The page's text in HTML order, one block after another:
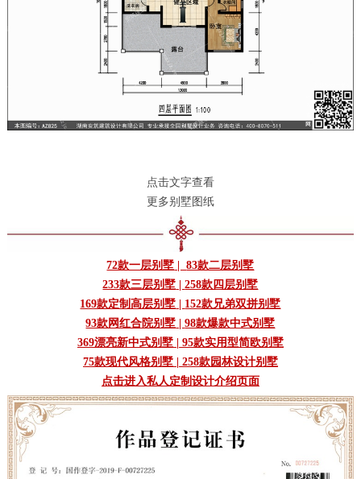
点击文字查看
更多别墅图纸
72款一层别墅 |83款二层别墅
233款三层别墅 |258款四层别墅
169款定制高层别墅
152款兄弟双拼别墅
93款网红合院别墅 |98款爆款中式别墅
369漂亮新中式别墅| 95款实用型简欧别墅
75款现代风格别墅| 258款园林设计别墅
点击进入私人定制设计介绍页面